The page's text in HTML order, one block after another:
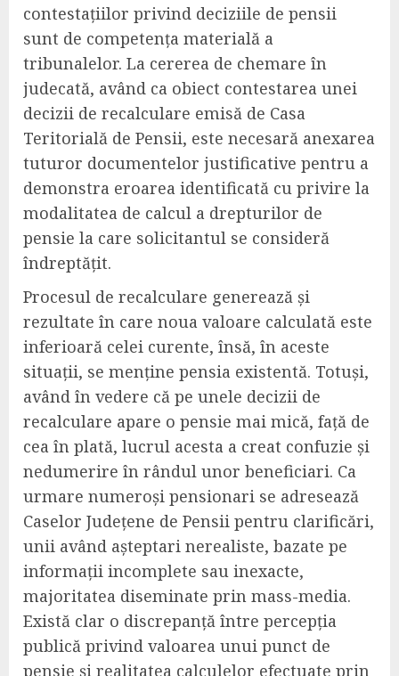
contestațiilor privind deciziile de pensii
sunt de competența materială a
tribunalelor. La cererea de chemare în
judecată, având ca obiect contestarea unei
decizii de recalculare emisă de Casa
Teritorială de Pensii, este necesară anexarea
tuturor documentelor justificative pentru a
demonstra eroarea identificată cu privire la
modalitatea de calcul a drepturilor de
pensie la care solicitantul se consideră
îndreptățit.
Procesul de recalculare generează și
rezultate în care noua valoare calculată este
inferioară celei curente, însă, în aceste
situații, se menține pensia existentă. Totuși,
având în vedere că pe unele decizii de
recalculare apare o pensie mai mică, față de
cea în plată, lucrul acesta a creat confuzie și
nedumerire în rândul unor beneficiari. Ca
urmare numeroși pensionari se adresează
Caselor Județene de Pensii pentru clarificări,
unii având așteptari nerealiste, bazate pe
informații incomplete sau inexacte,
majoritatea diseminate prin mass-media.
Există clar o discrepanță între percepția
publică privind valoarea unui punct de
pensie și realitatea calculelor efectuate prin